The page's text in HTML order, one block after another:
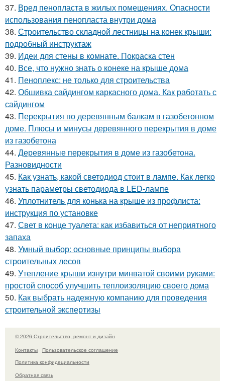
37. Вред пенопласта в жилых помещениях. Опасности
использования пенопласта внутри дома
38. Строительство складной лестницы на конек крыши:
подробный инструктаж
39. Идеи для стены в комнате. Покраска стен
40. Все, что нужно знать о конеке на крыше дома
41. Пеноплекс: не только для строительства
42. Обшивка сайдингом каркасного дома. Как работать с
сайдингом
43. Перекрытия по деревянным балкам в газобетонном
доме. Плюсы и минусы деревянного перекрытия в доме
из газобетона
44. Деревянные перекрытия в доме из газобетона.
Разновидности
45. Как узнать, какой светодиод стоит в лампе. Как легко
узнать параметры светодиода в LED-лампе
46. Уплотнитель для конька на крыше из профлиста:
инструкция по установке
47. Свет в конце туалета: как избавиться от неприятного
запаха
48. Умный выбор: основные принципы выбора
строительных лесов
49. Утепление крыши изнутри минватой своими руками:
простой способ улучшить теплоизоляцию своего дома
50. Как выбрать надежную компанию для проведения
строительной экспертизы
© 2026 Строительство, ремонт и дизайн
Контакты
Пользовательское соглашение
Политика конфидециальности
Обратная связь